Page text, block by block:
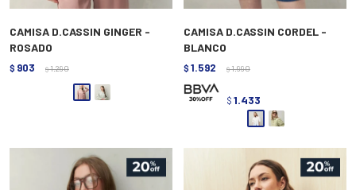
CAMISA D.CASSIN GINGER -
ROSADO
$ 903 $ 1.290
CAMISA D.CASSIN CORDEL -
BLANCO
$ 1.592 $ 1.990
$ 1.433